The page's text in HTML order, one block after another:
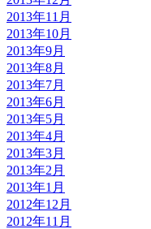
2013年11月
2013年10月
2013年9月
2013年8月
2013年7月
2013年6月
2013年5月
2013年4月
2013年3月
2013年2月
2013年1月
2012年12月
2012年11月